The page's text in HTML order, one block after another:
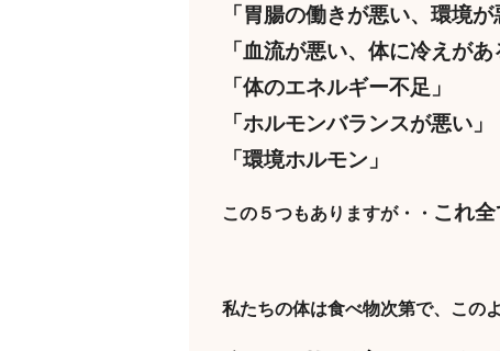
「胃腸の働きが悪い、環境が
「血流が悪い、体に冷えがあ
「体のエネルギー不足」
「ホルモンバランスが悪い」
「環境ホルモン」
この５つもありますが・・ これ
私たちの体は食べ物次第で、この